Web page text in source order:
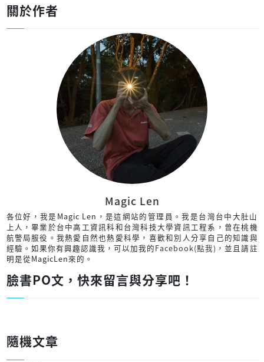
關於作者
Magic Len
各位好，我是Magic Len，是這網站的管理員。我是台灣台中大肚山
上人，畢業於台中高工資訊科和台灣科技大學資訊工程系，曾在桃機
航警局服役。我熱愛自然也熱愛科學，喜歡和別人分享自己的知識與
經驗。如果你有興趣認識我，可以加我的Facebook(點我) ，並且請註
明是從MagicLen來的。
臉書PO文，快來留言與分享吧！
隨機文章